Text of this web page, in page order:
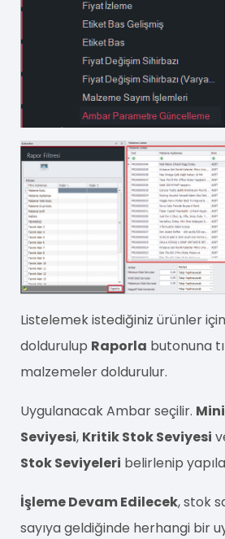
Listelemek istediğiniz ürünler
doldurulup Raporla butonuna
malzemeler doldurulur.
Uygulanacak Ambar seçilir.
Seviyesi, Kritik Stok Seviyesi
Stok Seviyeleri belirlenip
İşleme Devam Edilecek, stok
sayıya geldiğinde herhangi bir